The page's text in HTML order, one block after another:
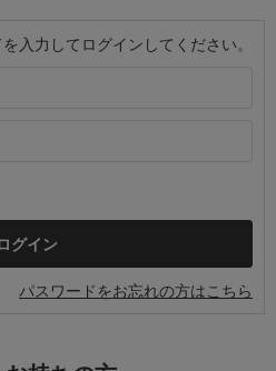
入力してログインしてください。
パスワードをお忘れの方はこちら